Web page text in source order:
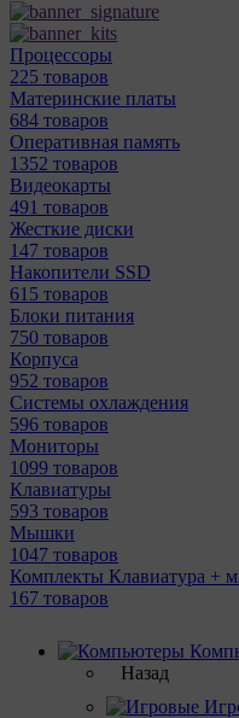
Процессоры
225 товаров
Материнcкие платы
684 товаров
Оперативная память
1352 товаров
Видеокарты
491 товаров
Жесткие диски
147 товаров
Накопители SSD
615 товаров
Блоки питания
750 товаров
Корпуса
952 товаров
Системы охлаждения
596 товаров
Мониторы
1099 товаров
Клавиатуры
593 товаров
Мышки
1047 товаров
Комплекты Клавиатура +
167 товаров
Назад